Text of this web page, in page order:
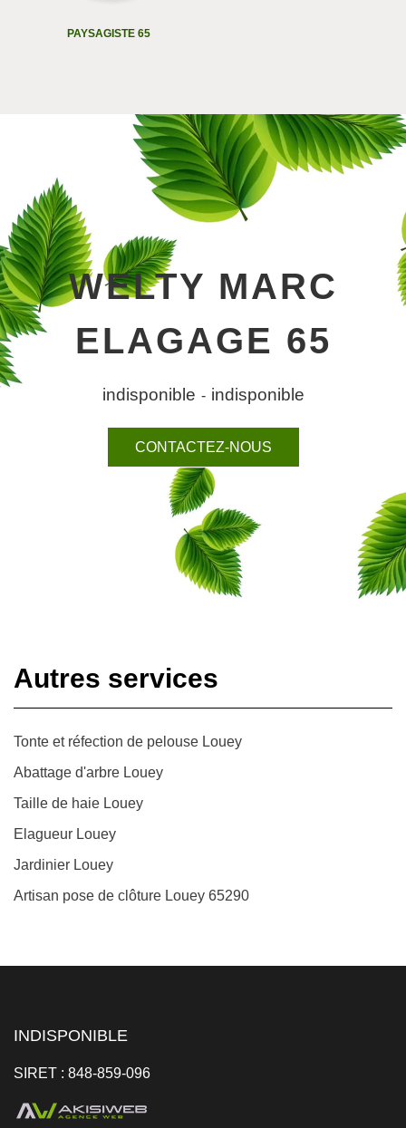
PAYSAGISTE 65
WELTY MARC
ELAGAGE 65
indisponible - indisponible
CONTACTEZ-NOUS
Autres services
Tonte et réfection de pelouse Louey
Abattage d'arbre Louey
Taille de haie Louey
Elagueur Louey
Jardinier Louey
Artisan pose de clôture Louey 65290
INDISPONIBLE
SIRET : 848-859-096